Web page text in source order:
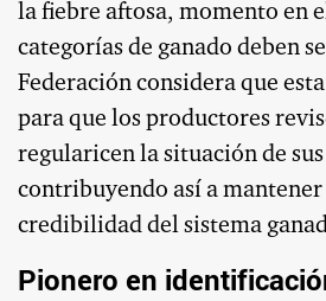
la fiebre aftosa, momento en
categorías de ganado deben
Federación considera que
para que los productores
regularicen la situación de
contribuyendo así a
credibilidad del sistema
Pionero en